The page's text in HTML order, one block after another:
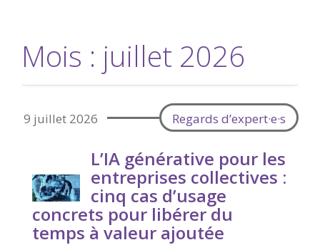
Mois : juillet 2026
Regards d’expert·e·s
9 juillet 2026
L’IA générative pour les
entreprises collectives :
cinq cas d’usage
concrets pour libérer du
temps à valeur ajoutée